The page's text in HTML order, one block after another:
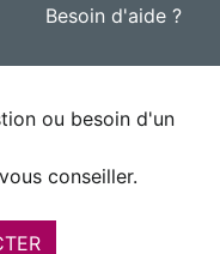
Besoin d'aide ?
ou besoin d'un
conseiller.